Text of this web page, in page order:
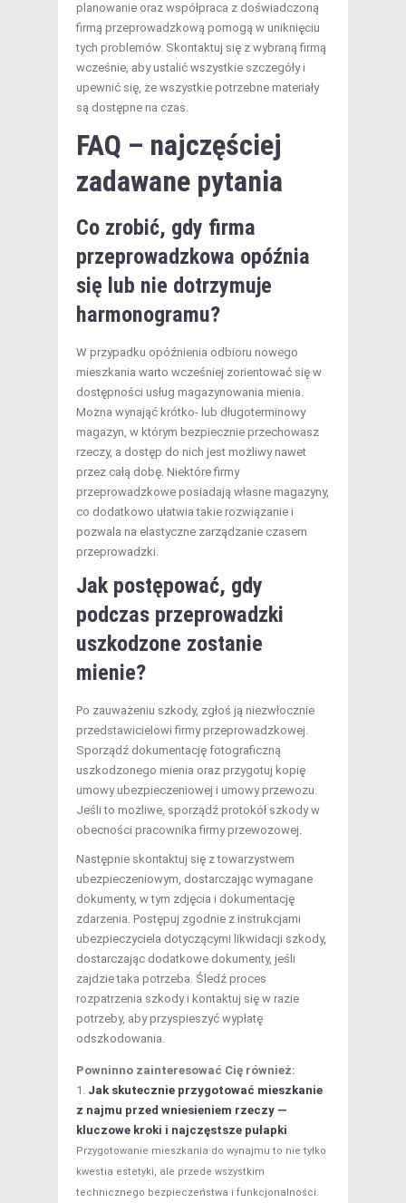
planowanie oraz współpraca z doświadczoną
firmą przeprowadzkową pomogą w uniknięciu
tych problemów. Skontaktuj się z wybraną firmą
wcześnie, aby ustalić wszystkie szczegóły i
upewnić się, że wszystkie potrzebne materiały
są dostępne na czas.
FAQ – najczęściej
zadawane pytania
Co zrobić, gdy firma
przeprowadzkowa opóźnia
się lub nie dotrzymuje
harmonogramu?
W przypadku opóźnienia odbioru nowego
mieszkania warto wcześniej zorientować się w
dostępności usług magazynowania mienia.
Można wynająć krótko- lub długoterminowy
magazyn, w którym bezpiecznie przechowasz
rzeczy, a dostęp do nich jest możliwy nawet
przez całą dobę. Niektóre firmy
przeprowadzkowe posiadają własne magazyny,
co dodatkowo ułatwia takie rozwiązanie i
pozwala na elastyczne zarządzanie czasem
przeprowadzki.
Jak postępować, gdy
podczas przeprowadzki
uszkodzone zostanie
mienie?
Po zauważeniu szkody, zgłoś ją niezwłocznie
przedstawicielowi firmy przeprowadzkowej.
Sporządź dokumentację fotograficzną
uszkodzonego mienia oraz przygotuj kopię
umowy ubezpieczeniowej i umowy przewozu.
Jeśli to możliwe, sporządź protokół szkody w
obecności pracownika firmy przewozowej.
Następnie skontaktuj się z towarzystwem
ubezpieczeniowym, dostarczając wymagane
dokumenty, w tym zdjęcia i dokumentację
zdarzenia. Postępuj zgodnie z instrukcjami
ubezpieczyciela dotyczącymi likwidacji szkody,
dostarczając dodatkowe dokumenty, jeśli
zajdzie taka potrzeba. Śledź proces
rozpatrzenia szkody i kontaktuj się w razie
potrzeby, aby przyspieszyć wypłatę
odszkodowania.
Powninno zainteresować Cię również:
Jak skutecznie przygotować mieszkanie
z najmu przed wniesieniem rzeczy —
kluczowe kroki i najczęstsze pułapki
Przygotowanie mieszkania do wynajmu to nie tylko
kwestia estetyki, ale przede wszystkim
technicznego bezpieczeństwa i funkcjonalności.